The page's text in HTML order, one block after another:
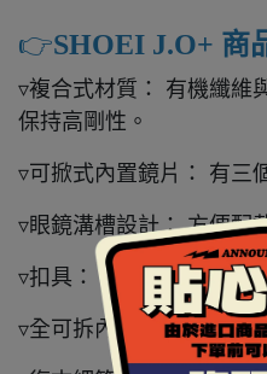
👉️SHOEI J.O+ 商
▿複合式材質： 有機纖維
保持高剛性。
▿可掀式內置鏡片： 有三
▿眼鏡溝槽設計： 方便配
▿扣具： 為雙 D 扣環。
▿全可拆內襯： 五件式（